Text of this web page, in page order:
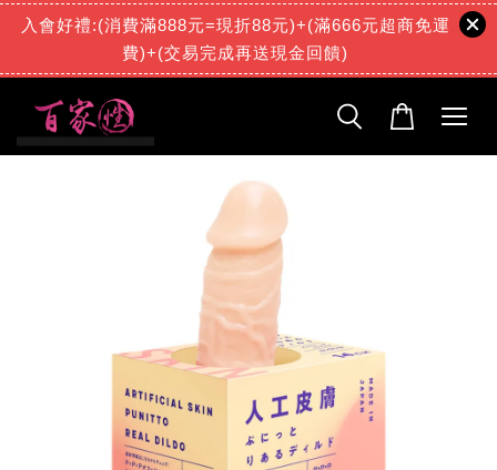
入會好禮:(消費滿888元=現折88元)+(滿666元超商免運
費)+(交易完成再送現金回饋)
陳*** 已購買了
【小萌妹纖細玉體！仿真享受】三種玩法 訓練自慰杯 吸夾自慰器 乳交陰交肛交 潤滑液 打飛機 打手槍 飛機杯 情趣用品跳蛋
1 天前